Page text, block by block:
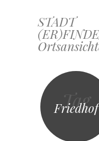
STADT
Skip
to
content
Tag
Friedhof